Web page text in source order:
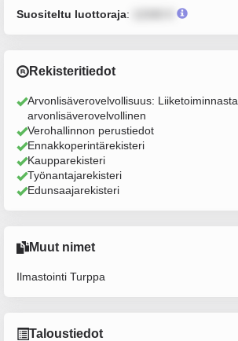
Suositeltu luottoraja:
Rekisteritiedot
Arvonlisäverovelvollisuus: Liiketoiminnasta
arvonlisäverovelvollinen
Verohallinnon perustiedot
Ennakkoperintärekisteri
Kaupparekisteri
Työnantajarekisteri
Edunsaajarekisteri
Muut nimet
Ilmastointi Turppa
Taloustiedot